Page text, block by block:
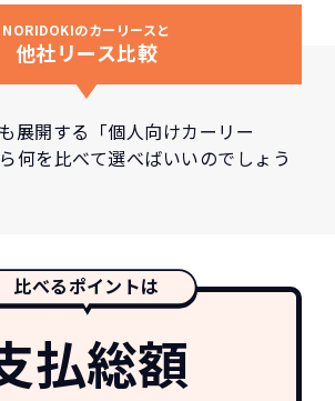
NORIDOKIのカーリースと
他社リース比較
展開する「個人向けカーリー
何を比べて選べばいいのでしょう
比べるポイントは
払総額